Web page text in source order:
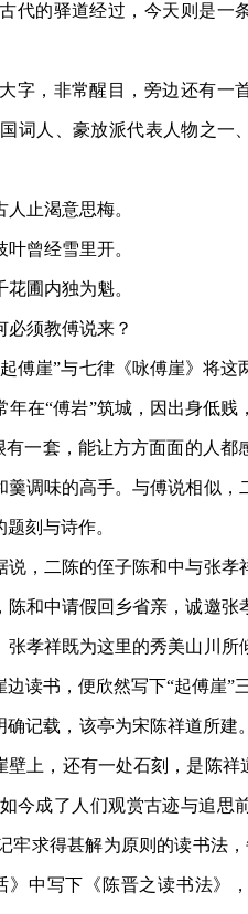
代的驿道经过，今天则是一
字，非常醒目，旁边还有一
词人、豪放派代表人物之一
止渴意思梅。
曾经雪里开。
圃内独为魁。
必须教傅说来？
傅崖”与七律《咏傅崖》将这
在“傅岩”筑城，因出身低贱
一套，能让方方面面的人都
调味的高手。与傅说相似，
刻与诗作。
，二陈的侄子陈和中与张孝
陈和中请假回乡省亲，诚邀张
孝祥既为这里的秀美山川所
读书，便欣然写下“起傅崖”
记载，该亭为宋陈祥道所建
上，还有一处石刻，是陈祥
今成了人们观赏古迹与追思
求得甚解为原则的读书法
中写下《陈晋之读书法》